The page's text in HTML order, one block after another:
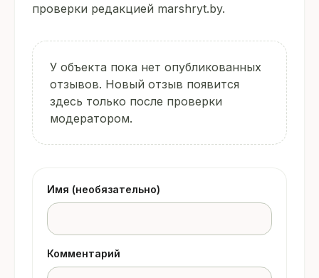
проверки редакцией marshryt.by.
У объекта пока нет опубликованных
отзывов. Новый отзыв появится
здесь только после проверки
модератором.
Имя (необязательно)
Комментарий